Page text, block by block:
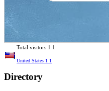
Total visitors 1 1
United States 1 1
Directory